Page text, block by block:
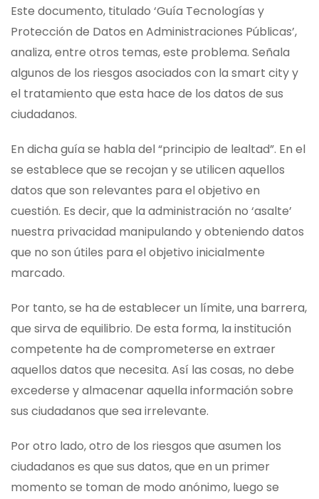
Este documento, titulado ‘Guía Tecnologías y
Protección de Datos en Administraciones Públicas’,
analiza, entre otros temas, este problema. Señala
algunos de los riesgos asociados con la smart city y
el tratamiento que esta hace de los datos de sus
ciudadanos.
En dicha guía se habla del “principio de lealtad”. En el
se establece que se recojan y se utilicen aquellos
datos que son relevantes para el objetivo en
cuestión. Es decir, que la administración no ‘asalte’
nuestra privacidad manipulando y obteniendo datos
que no son útiles para el objetivo inicialmente
marcado.
Por tanto, se ha de establecer un límite, una barrera,
que sirva de equilibrio. De esta forma, la institución
competente ha de comprometerse en extraer
aquellos datos que necesita. Así las cosas, no debe
excederse y almacenar aquella información sobre
sus ciudadanos que sea irrelevante.
Por otro lado, otro de los riesgos que asumen los
ciudadanos es que sus datos, que en un primer
momento se toman de modo anónimo, luego se